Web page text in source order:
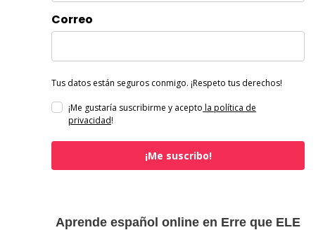
Correo
Tus datos están seguros conmigo. ¡Respeto tus derechos!
¡Me gustaría suscribirme y acepto la política de
privacidad!
¡Me suscribo!
Aprende español online en Erre que ELE